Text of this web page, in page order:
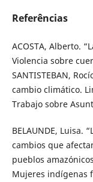
Referências
ACOSTA, Alberto.
Violencia sobre
SANTISTEBAN,
cambio climático.
Trabajo sobre
BELAUNDE, Luisa.
cambios que
pueblos
Mujeres indígenas